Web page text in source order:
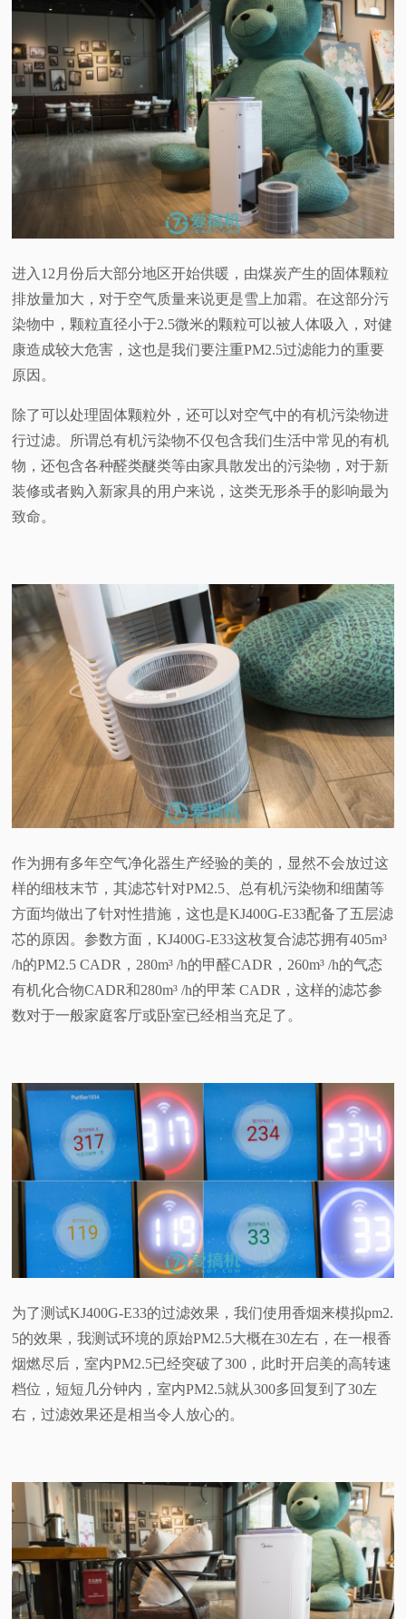
进入12月份后大部分地区开始供暖，由煤炭产生的固体颗粒
排放量加大，对于空气质量来说更是雪上加霜。在这部分污
染物中，颗粒直径小于2.5微米的颗粒可以被人体吸入，对健
康造成较大危害，这也是我们要注重PM2.5过滤能力的重要
原因。
除了可以处理固体颗粒外，还可以对空气中的有机污染物进
行过滤。所谓总有机污染物不仅包含我们生活中常见的有机
物，还包含各种醛类醚类等由家具散发出的污染物，对于新
装修或者购入新家具的用户来说，这类无形杀手的影响最为
致命。
作为拥有多年空气净化器生产经验的美的，显然不会放过这
样的细枝末节，其滤芯针对PM2.5、总有机污染物和细菌等
方面均做出了针对性措施，这也是KJ400G-E33配备了五层滤
芯的原因。参数方面，KJ400G-E33这枚复合滤芯拥有405m³
/h的PM2.5 CADR，280m³ /h的甲醛CADR，260m³ /h的气态
有机化合物CADR和280m³ /h的甲苯 CADR，这样的滤芯参
数对于一般家庭客厅或卧室已经相当充足了。
为了测试KJ400G-E33的过滤效果，我们使用香烟来模拟pm2.
5的效果，我测试环境的原始PM2.5大概在30左右，在一根香
烟燃尽后，室内PM2.5已经突破了300，此时开启美的高转速
档位，短短几分钟内，室内PM2.5就从300多回复到了30左
右，过滤效果还是相当令人放心的。